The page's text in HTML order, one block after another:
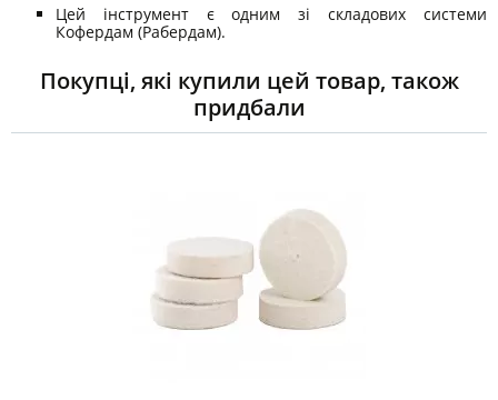
Цей інструмент є одним зі складових системи
Кофердам (Рабердам).
Покупці, які купили цей товар, також
придбали